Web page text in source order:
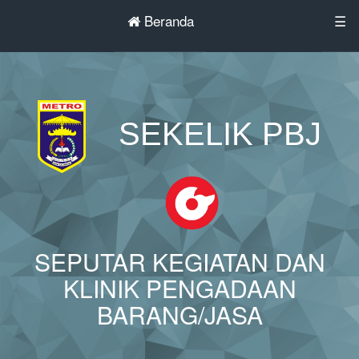
Beranda ☰
SEKELIK PBJ
SEPUTAR KEGIATAN DAN
KLINIK PENGADAAN
BARANG/JASA